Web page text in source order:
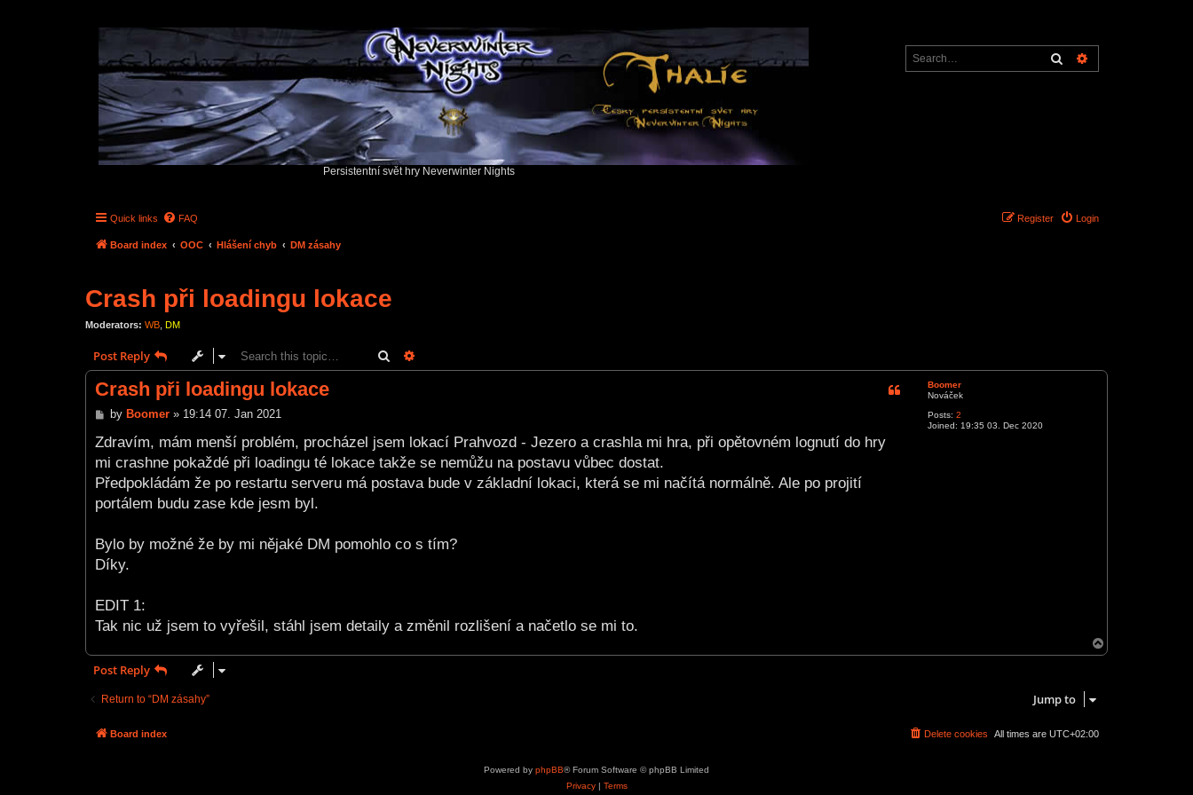
Persistentní svět hry Neverwinter Nights
Search
Quick links FAQ Login
Register
Board index OOC Hlášení chyb DM zásahy
Crash při loadingu lokace
Moderators: WB DM
Post Reply Search
Boomer
Nováček
Posts: 2
Joined: 19:35 03. Dec 2020
Crash při loadingu lokace
P
s
by Boomer» 19:14 07. Jan 2021
Zdravím, mám menší problém, procházel jsem lokací Prahvozd - Jezero a crashla mi hra, při opětovném lognutí do hry
mi crashne pokaždé při loadingu té lokace takže se nemůžu na postavu vůbec dostat.
Předpokládám že po restartu serveru má postava bude v základní lokaci, která se mi načítá normálně. Ale po projití
portálem budu zase kde jesm byl.
Bylo by možné že by mi nějaké DM pomohlo co s tím?
Díky.
EDIT 1:
Tak nic už jsem to vyřešil, stáhl jsem detaily a změnil rozlišení a načetlo se mi to.
o
Post Reply
Return to “DM zásahy” Jump to
Board index All times are UTC+02:00
Delete cookies
Powered by phpBB® Forum Software © phpBB Limited
Privacy| Terms